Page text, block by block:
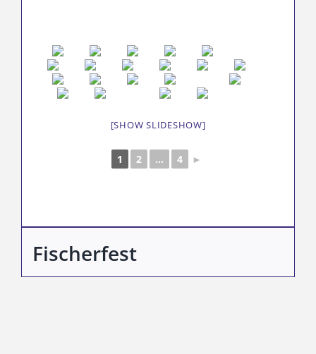
[SHOW SLIDESHOW]
1 2 ... 4 ►
Fischerfest